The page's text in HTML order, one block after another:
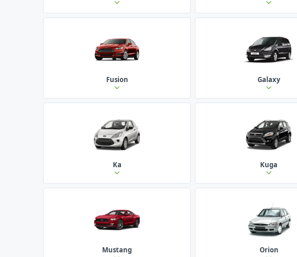
Fusion Galaxy
Ka Kuga
Mustang Orion